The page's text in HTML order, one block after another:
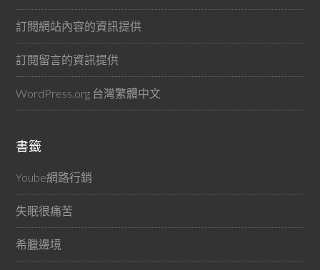
訂閱網站內容的資訊提供
訂閱留言的資訊提供
WordPress.org 台灣繁體中文
書籤
Yoube網路行銷
失眠很痛苦
希臘邊境